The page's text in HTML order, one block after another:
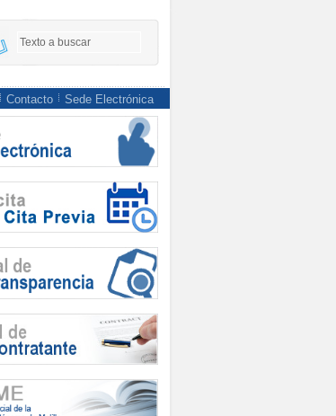
Contacto Sede Electrónica